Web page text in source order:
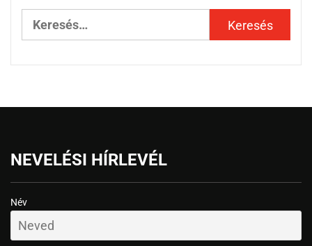
NEVELÉSI HÍRLEVÉL
Név